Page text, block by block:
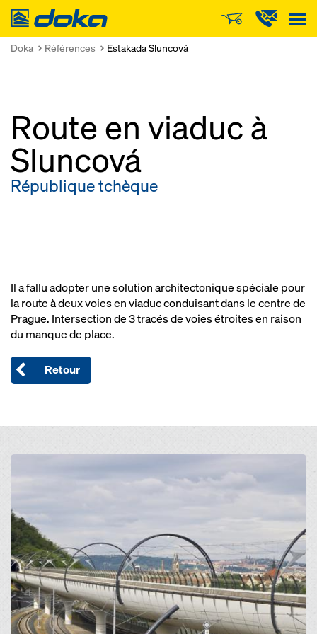
Doka
Doka Références Estakada Sluncová
Route en viaduc à
Sluncová
République tchèque
Il a fallu adopter une solution architectonique spéciale pour
la route à deux voies en viaduc conduisant dans le centre de
Prague. Intersection de 3 tracés de voies étroites en raison
du manque de place.
Retour
Open